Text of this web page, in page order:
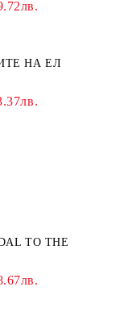
НА ЕЛ
TO THE